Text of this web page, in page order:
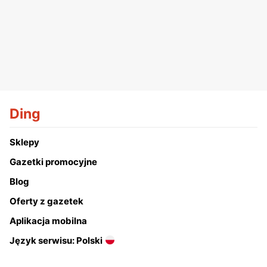
Ding
Sklepy
Gazetki promocyjne
Blog
Oferty z gazetek
Aplikacja mobilna
Język serwisu: Polski